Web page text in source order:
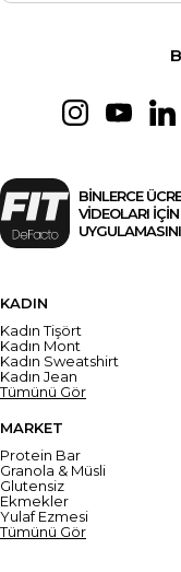
BİNLERCE
VİDEOLARI
UYGULAMASINI
KADIN
Kadın Tişört
Kadın Mont
Kadın Sweatshirt
Kadın Jean
Tümünü Gör
MARKET
Protein Bar
Granola & Müsli
Glutensiz
Ekmekler
Yulaf Ezmesi
Tümünü Gör